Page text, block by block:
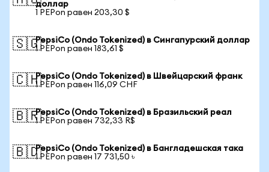
доллар
1 PEPon равен 203,30 $
🇸🇬PepsiCo (Ondo Tokenized) в Сингапурский доллар
1 PEPon равен 183,61 $
🇨🇭PepsiCo (Ondo Tokenized) в Швейцарский франк
1 PEPon равен 116,09 CHF
🇧🇷PepsiCo (Ondo Tokenized) в Бразильский реал
1 PEPon равен 732,33 R$
🇧🇩PepsiCo (Ondo Tokenized) в Бангладешская така
1 PEPon равен 17 731,50 ৳